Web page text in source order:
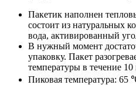
Пакетик наполнен
состоит из натуральных
вода, активированный
В нужный момент
упаковку. Пакет
температуры в течение 10
Пиковая температура: 65